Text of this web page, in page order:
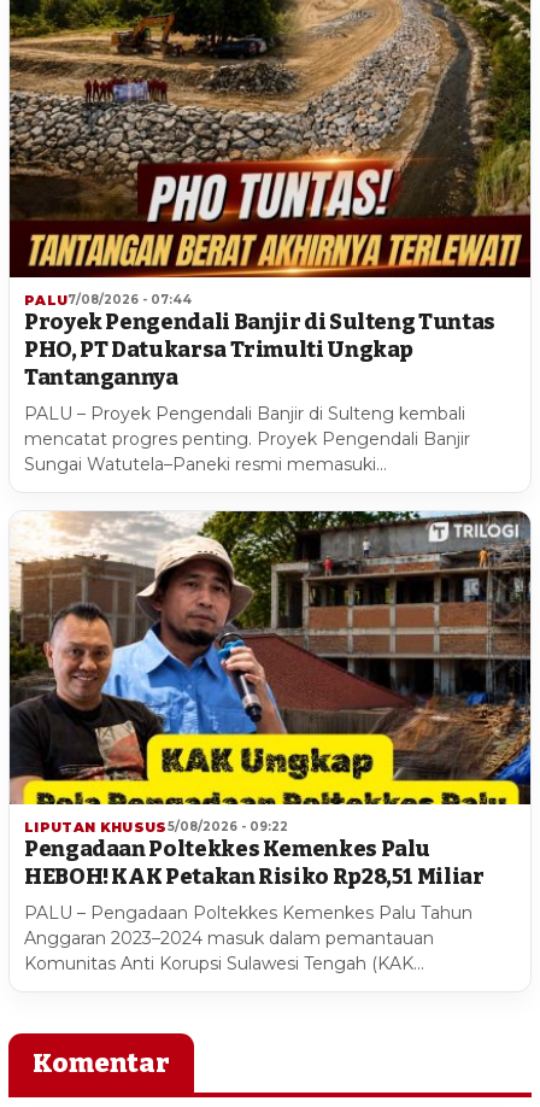
PALU7/08/2026 - 07:44
Proyek Pengendali Banjir di Sulteng Tuntas
PHO, PT Datukarsa Trimulti Ungkap
Tantangannya
PALU – Proyek Pengendali Banjir di Sulteng kembali
mencatat progres penting. Proyek Pengendali Banjir
Sungai Watutela–Paneki resmi memasuki…
LIPUTAN KHUSUS5/08/2026 - 09:22
Pengadaan Poltekkes Kemenkes Palu
HEBOH! KAK Petakan Risiko Rp28,51 Miliar
PALU – Pengadaan Poltekkes Kemenkes Palu Tahun
Anggaran 2023–2024 masuk dalam pemantauan
Komunitas Anti Korupsi Sulawesi Tengah (KAK…
Komentar